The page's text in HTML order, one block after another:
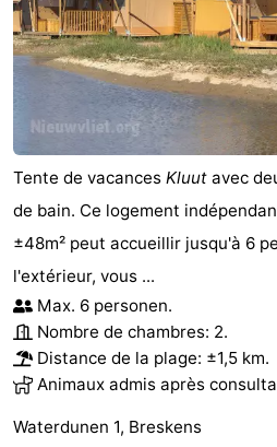
Tente de vacances Kluut avec
de bain. Ce logement
±48m² peut accueillir jusqu'à 6
l'extérieur, vous ...
Max. 6 personen.
Nombre de chambres: 2.
Distance de la plage: ±1,5 km.
Animaux admis après
Waterdunen 1, Breskens